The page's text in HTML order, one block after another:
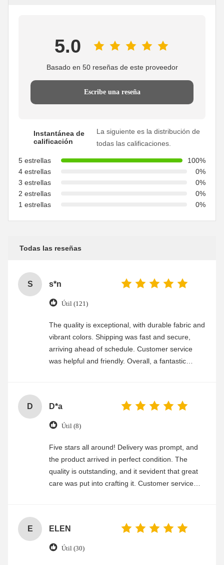
5.0
Basado en 50 reseñas de este proveedor
Escribe una reseña
Instantánea de
calificación
La siguiente es la distribución de
todas las calificaciones.
5 estrellas
100%
4 estrellas
0%
3 estrellas
0%
2 estrellas
0%
1 estrellas
0%
Todas las reseñas
S s*n
Útil (121)
The quality is exceptional, with durable fabric and
vibrant colors. Shipping was fast and secure,
arriving ahead of schedule. Customer service
was helpful and friendly. Overall, a fantastic
D D*a
Útil (8)
Five stars all around! Delivery was prompt, and
the product arrived in perfect condition. The
quality is outstanding, and it sevident that great
care was put into crafting it. Customer service
E ELEN
Útil (30)